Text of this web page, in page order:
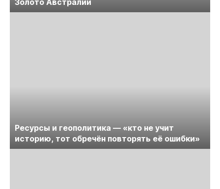
Золото Австралии
Ресурсы и геополитика — «кто не учит
историю, тот обречён повторять её ошибки»